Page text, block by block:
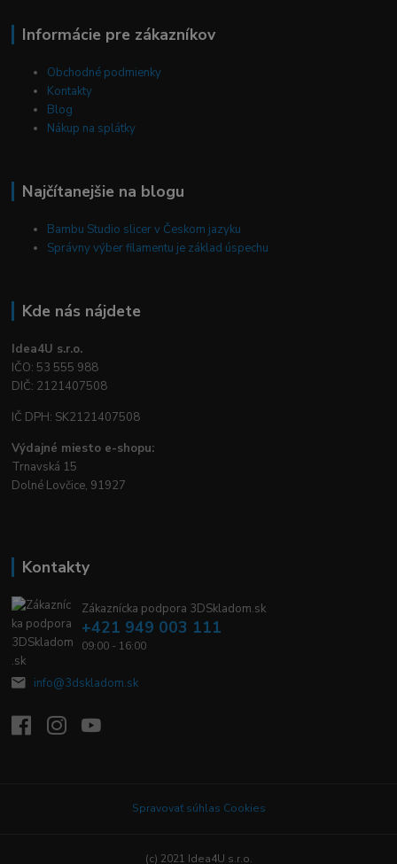
Informácie pre zákazníkov
Obchodné podmienky
Kontakty
Blog
Nákup na splátky
Najčítanejšie na blogu
Bambu Studio slicer v Českom jazyku
Správny výber filamentu je základ úspechu
Kde nás nájdete
Idea4U s.r.o.
IČO: 53 555 988
DIČ: 2121407508
IČ DPH: SK2121407508
Výdajné miesto e-shopu:
Trnavská 15
Dolné Lovčice, 91927
Kontakty
Zákaznícka podpora 3DSkladom.sk
+421 949 003 111
09:00 - 16:00
info@3dskladom.sk
Spravovať súhlas Cookies
(c) 2021 Idea4U s.r.o.